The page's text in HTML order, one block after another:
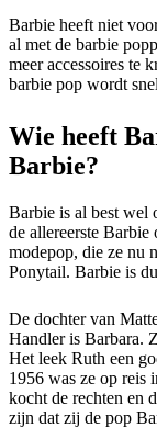
Barbie heeft niet
al met de barbie
meer accessoires te
barbie pop wordt
Wie heeft
Barbie?
Barbie is al best wel
de allereerste
modepop, die ze nu
Ponytail. Barbie is
De dochter van
Handler is Barbara.
Het leek Ruth een
1956 was ze op reis
kocht de rechten en
zijn dat zij de pop